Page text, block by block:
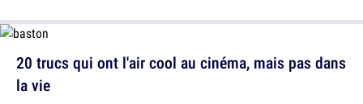
20 trucs qui ont l'air cool au cinéma, mais pas dans
la vie